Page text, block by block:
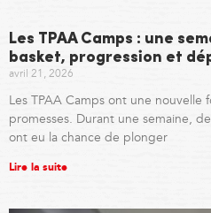
Les TPAA Camps : une
basket, progression et
avril 21, 2026
Les TPAA Camps ont une nouvelle
promesses. Durant une semaine,
ont eu la chance de plonger
Lire la suite